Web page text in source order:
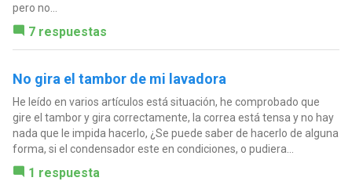
pero no...
7 respuestas
No gira el tambor de mi lavadora
He leído en varios artículos está situación, he comprobado que
gire el tambor y gira correctamente, la correa está tensa y no hay
nada que le impida hacerlo, ¿Se puede saber de hacerlo de alguna
forma, si el condensador este en condiciones, o pudiera...
1 respuesta